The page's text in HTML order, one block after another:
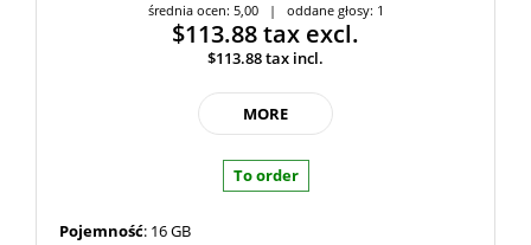
średnia ocen: 5,00 | oddane głosy: 1
$113.88tax excl.
$113.88tax incl.
MORE
To order
Pojemność: 16 GB